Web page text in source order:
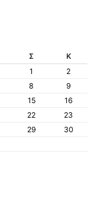
Σ
Κ
1
2
8
9
15
16
22
23
29
30